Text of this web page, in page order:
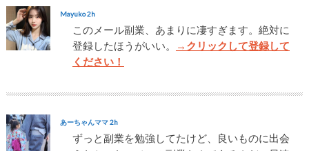
Mayuko 2h
このメール副業、あまりに凄すぎます。絶対に
登録したほうがいい。
→クリックして登録して
ください！
あーちゃんママ 2h
ずっと副業を勉強してたけど、良いものに出会